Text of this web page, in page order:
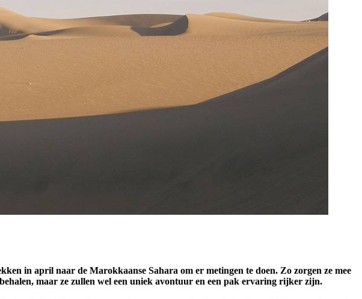
in april naar de Marokkaanse Sahara om er metingen te doen. Zo zorgen ze mee
maar ze zullen wel een uniek avontuur en een pak ervaring rijker zijn.